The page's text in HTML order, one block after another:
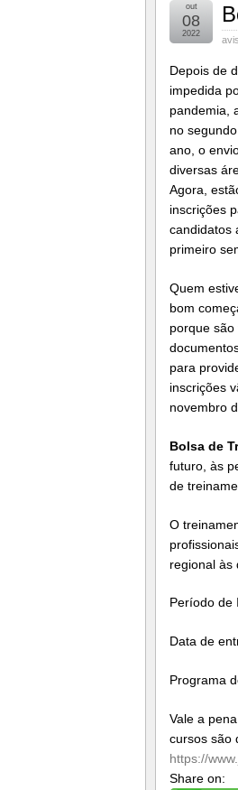
out
08
2022
Depois de
impedida
pandemia,
no
ano, o
diversas
Agora,
inscrições
candidatos
primeiro
Quem
bom
porque são
para
inscrições
novembro
Bolsa de
futuro, às
de
O
regional às
Período de
Data de
Programa
Vale a
cursos são
https://
Share on: